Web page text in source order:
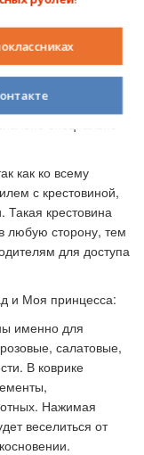
«Моя
принцесса». Из
как ко всему
с крестовиной,
крестовина
любую сторону, тем
для доступа
именно для
салатовые,
В коврике
Нажимая
веселиться от